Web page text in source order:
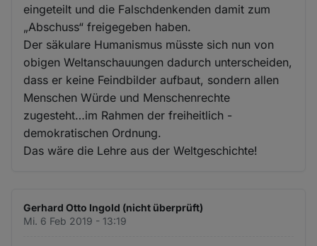
eingeteilt und die Falschdenkenden damit zum
„Abschuss“ freigegeben haben.
Der säkulare Humanismus müsste sich nun von
obigen Weltanschauungen dadurch unterscheiden,
dass er keine Feindbilder aufbaut, sondern allen
Menschen Würde und Menschenrechte
zugesteht…im Rahmen der freiheitlich -
demokratischen Ordnung.
Das wäre die Lehre aus der Weltgeschichte!
Gerhard Otto Ingold (nicht überprüft)
Mi. 6 Feb 2019 - 13:19